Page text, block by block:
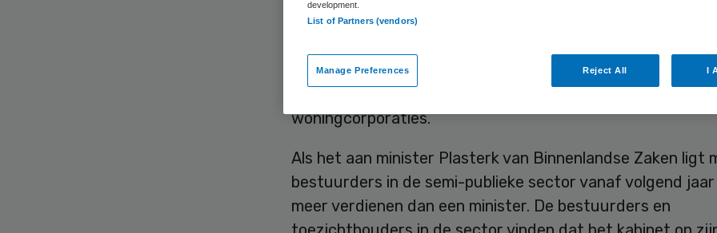
procent van een ministerssalaris, is nog maar net in
Tweede Kamer de teneur van de commentaren van
woningcorporaties.
Als het aan minister Plasterk van Binnenlandse Zaken ligt
bestuurders in de semi-publieke sector vanaf volgend
meer verdienen dan een minister. De bestuurders en
development.
List of Partners (vendors)
Manage Preferences Reject All I